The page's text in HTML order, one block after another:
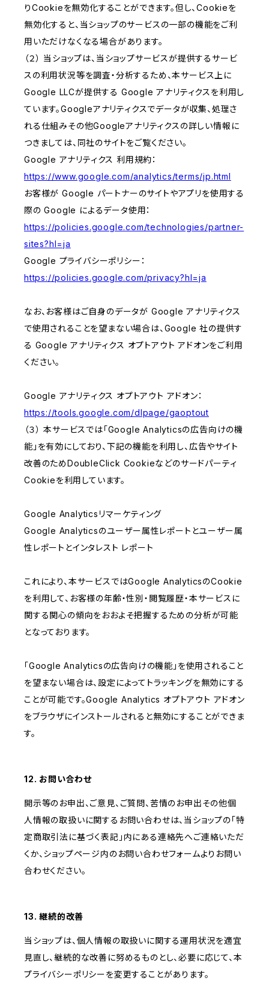
りCookieを無効化することができます。但し、Cookieを
無効化すると、当ショップのサービスの一部の機能をご利
用いただけなくなる場合があります。
（２） 当ショップは、当ショップサービスが提供するサービ
スの利用状況等を調査・分析するため、本サービス上に
Google LLCが提供する Google アナリティクスを利用し
ています。Googleアナリティクスでデータが収集、処理さ
れる仕組みその他Googleアナリティクスの詳しい情報に
つきましては、同社のサイトをご覧ください。
Google アナリティクス 利用規約：
https://www.google.com/analytics/terms/jp.html
お客様が Google パートナーのサイトやアプリを使用する
際の Google によるデータ使用：
https://policies.google.com/technologies/partner-
sites?hl=ja
Google プライバシーポリシー：
https://policies.google.com/privacy?hl=ja
なお、お客様はご自身のデータが Google アナリティクス
で使用されることを望まない場合は、Google 社の提供す
る Google アナリティクス オプトアウト アドオンをご利用
ください。
Google アナリティクス オプトアウト アドオン：
https://tools.google.com/dlpage/gaoptout
（３） 本サービスでは「Google Analyticsの広告向けの機
能」を有効にしており、下記の機能を利用し、広告やサイト
改善のためDoubleClick Cookieなどのサードパーティ
Cookieを利用しています。
Google Analyticsリマーケティング
Google Analyticsのユーザー属性レポートとユーザー属
性レポートとインタレスト レポート
これにより、本サービスではGoogle AnalyticsのCookie
を利用して、お客様の年齢・性別・閲覧履歴・本サービスに
関する関心の傾向をおおよそ把握するための分析が可能
となっております。
「Google Analyticsの広告向けの機能」を使用されること
を望まない場合は、設定によってトラッキングを無効にする
ことが可能です。Google Analytics オプトアウト アドオン
をブラウザにインストールされると無効にすることができま
す。
12. お問い合わせ
開示等のお申出、ご意見、ご質問、苦情のお申出その他個
人情報の取扱いに関するお問い合わせは、当ショップの「特
定商取引法に基づく表記」内にある連絡先へご連絡いただ
くか、ショップページ内のお問い合わせフォームよりお問い
合わせください。
13. 継続的改善
当ショップは、個人情報の取扱いに関する運用状況を適宜
見直し、継続的な改善に努めるものとし、必要に応じて、本
プライバシーポリシーを変更することがあります。